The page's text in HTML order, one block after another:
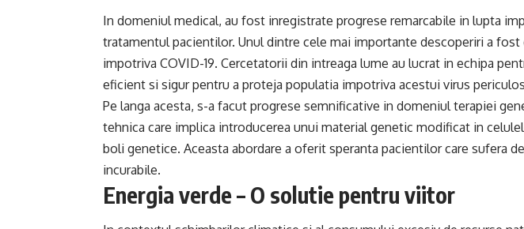
In domeniul medical, au fost inregistrate progrese remarcabile in lupta
tratamentul pacientilor. Unul dintre cele mai importante descoperiri a fost
impotriva COVID-19. Cercetatorii din intreaga lume au lucrat in echipa
eficient si sigur pentru a proteja populatia impotriva acestui virus
Pe langa acesta, s-a facut progrese semnificative in domeniul terapiei
tehnica care implica introducerea unui material genetic modificat in
boli genetice. Aceasta abordare a oferit speranta pacientilor care sufera
incurabile.
Energia verde – O solutie pentru viitor